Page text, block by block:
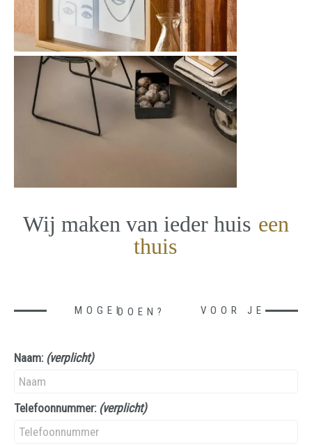
Wij maken van ieder huis een
thuis
MOGEN WE IETS VOOR JE DOEN?
Naam: (verplicht)
Telefoonnummer: (verplicht)